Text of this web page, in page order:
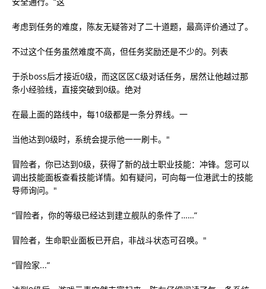
考虑到任务的难度，陈友无疑答对了二十道题，最高评价通过了。
不过这个任务虽然难度不高，但任务奖励还是不少的。列表
于杀boss后才接近0级，而这区区C级对话任务，居然让他越过那
条小经验线，直接突破到0级。绝对
在最上面的路线中，每10级都是一条分界线。一
当他达到0级时，系统会提示他一一刷卡。"
冒险者，你已达到0级，获得了新的战士职业技能：冲锋。您可以
调出技能面板查看技能详情。如有疑问，可向每一位港武士的技能
导师询问。"
“冒险者，你的等级已经达到建立舰队的条件了……”
冒险者，生命职业面板已开启，非战斗状态可召唤。"
“冒险家...”